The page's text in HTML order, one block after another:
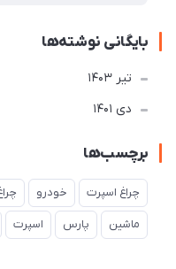
بایگانی نوشته‌ها
تير 1403
دی 1401
برچسب‌ها
چراغ اسپرت خودرو
ماشین پارس اسپرت